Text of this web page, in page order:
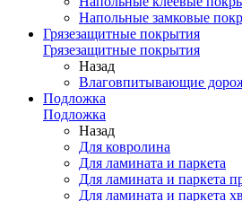
Напольные замковые
Грязезащитные покрытия
Грязезащитные покрытия
Назад
Влаговпитывающие
Подложка
Подложка
Назад
Для ковролина
Для ламината и паркета
Для ламината и паркета
Для ламината и паркета